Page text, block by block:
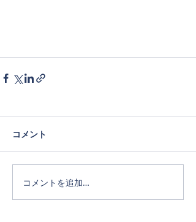
コメント
コメントを追加…